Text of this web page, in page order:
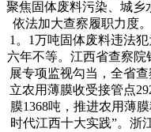
聚焦固体废料污染、城乡
依法加大查察履职力度
1。1万吨固体废料违法
六年不等。江西省查察院
展专项监视勾当，全省
立农用薄膜收受接管点
膜1368吨，推进农用薄
时代江西十大实践”。浙